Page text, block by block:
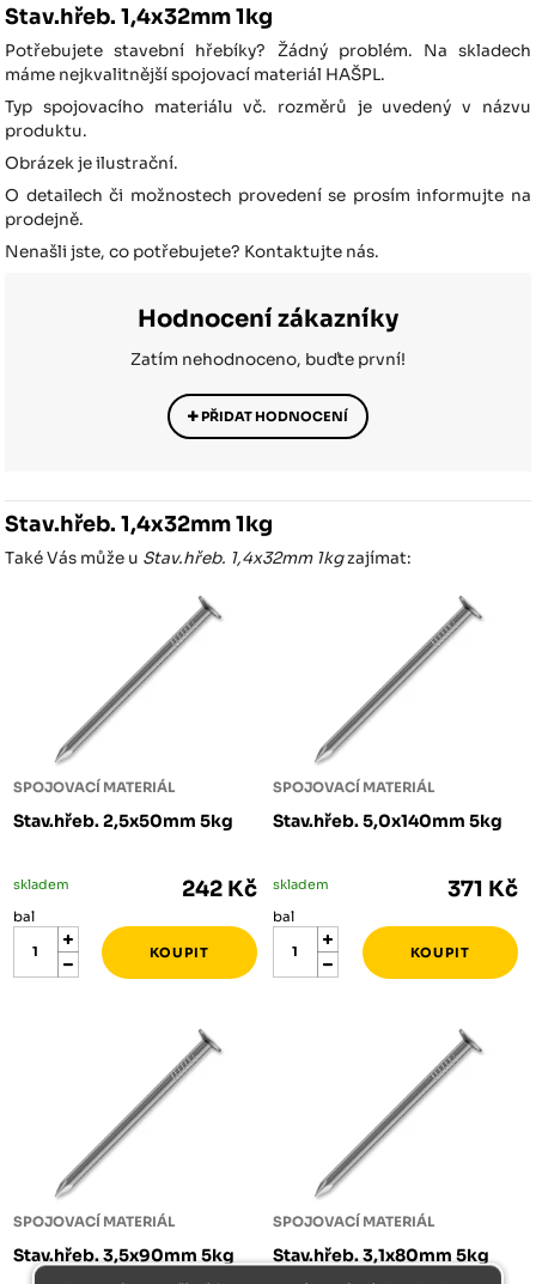
Stav.hřeb. 1,4x32mm 1kg
Potřebujete stavební hřebíky? Žádný problém. Na skladech
máme nejkvalitnější spojovací materiál HAŠPL.
Typ spojovacího materiálu vč. rozměrů je uvedený v názvu
produktu.
Obrázek je ilustrační.
O detailech či možnostech provedení se prosím informujte na
prodejně.
Nenašli jste, co potřebujete? Kontaktujte nás.
Hodnocení zákazníky
Zatím nehodnoceno, buďte první!
PŘIDAT HODNOCENÍ
Stav.hřeb. 1,4x32mm 1kg
Také Vás může u Stav.hřeb. 1,4x32mm 1kgzajímat:
SPOJOVACÍ MATERIÁL
Stav.hřeb. 2,5x50mm 5kg
skladem 242 Kč
bal
SPOJOVACÍ MATERIÁL
Stav.hřeb. 5,0x140mm 5kg
skladem 371 Kč
bal
SPOJOVACÍ MATERIÁL
Stav.hřeb. 3,5x90mm 5kg
SPOJOVACÍ MATERIÁL
Stav.hřeb. 3,1x80mm 5kg